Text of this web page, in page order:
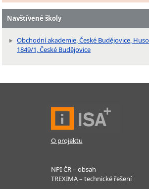
Navštívené školy
Obchodní akademie, České Budějovice,
1849/1, České Budějovice
O projektu
NPI ČR – obsah
TREXIMA – technické řešení